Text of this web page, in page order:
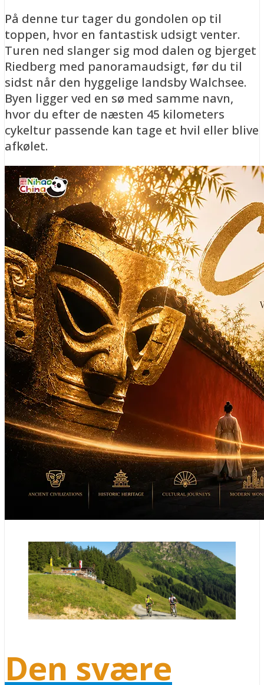
På denne tur tager du gondolen op til
toppen, hvor en fantastisk udsigt venter.
Turen ned slanger sig mod dalen og bjerget
Riedberg med panoramaudsigt, før du til
sidst når den hyggelige landsby Walchsee.
Byen ligger ved en sø med samme navn,
hvor du efter de næsten 45 kilometers
cykeltur passende kan tage et hvil eller blive
afkølet.
Den svære